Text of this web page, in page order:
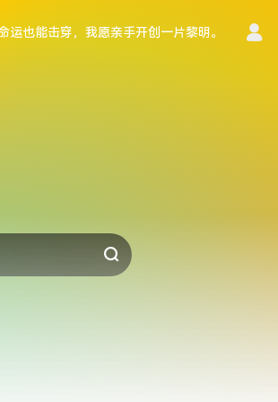
运也能击穿，我愿亲手开创一片黎明。